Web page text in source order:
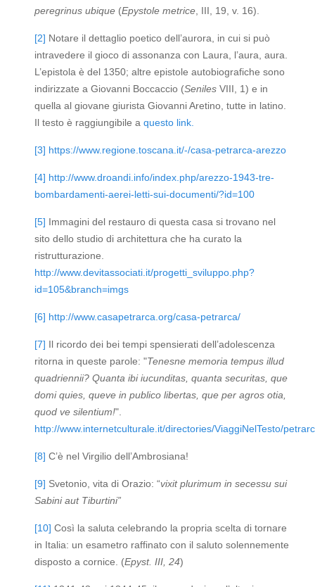
peregrinus ubique (Epystole metrice , III, 19, v. 16).
[2] Notare il dettaglio poetico dell’aurora, in cui si può
intravedere il gioco di assonanza con Laura, l’aura, aura.
L’epistola è del 1350; altre epistole autobiografiche sono
indirizzate a Giovanni Boccaccio (Seniles VIII, 1) e in
quella al giovane giurista Giovanni Aretino, tutte in latino.
Il testo è raggiungibile a questo link.
[3] https://www.regione.toscana.it/-/casa-petrarca-arezzo
[4] http://www.droandi.info/index.php/arezzo-1943-tre-
bombardamenti-aerei-letti-sui-documenti/?id=100
[5] Immagini del restauro di questa casa si trovano nel
sito dello studio di architettura che ha curato la
ristrutturazione.
http://www.devitassociati.it/progetti_sviluppo.php?
id=105&branch=imgs
[6] http://www.casapetrarca.org/casa-petrarca/
[7] Il ricordo dei bei tempi spensierati dell’adolescenza
ritorna in queste parole: "Tenesne memoria tempus illud
quadriennii? Quanta ibi iucunditas, quanta securitas, que
domi quies, queve in publico libertas, que per agros otia,
quod ve silentium!".
http://www.internetculturale.it/directories/ViaggiNelTesto/
[8] C’è nel Virgilio dell’Ambrosiana!
[9] Svetonio, vita di Orazio: “vixit plurimum in secessu sui
Sabini aut Tiburtini”
[10] Così la saluta celebrando la propria scelta di tornare
in Italia: un esametro raffinato con il saluto solennemente
disposto a cornice. (Epyst. III, 24)